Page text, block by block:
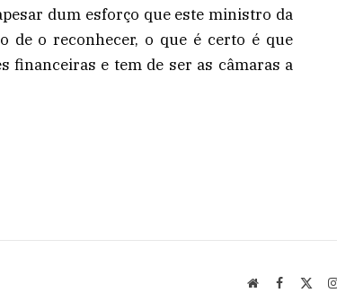
dum esforço que este ministro da
de o reconhecer, o que é certo é que
financeiras e tem de ser as câmaras a
WebsiteFacebook